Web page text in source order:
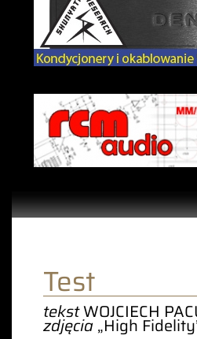
Test
tekstWOJCIECH
zdjęcia„High